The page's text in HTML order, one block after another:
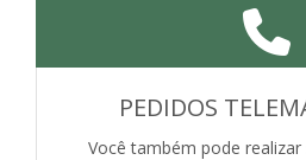
PEDIDOS
Você também pode